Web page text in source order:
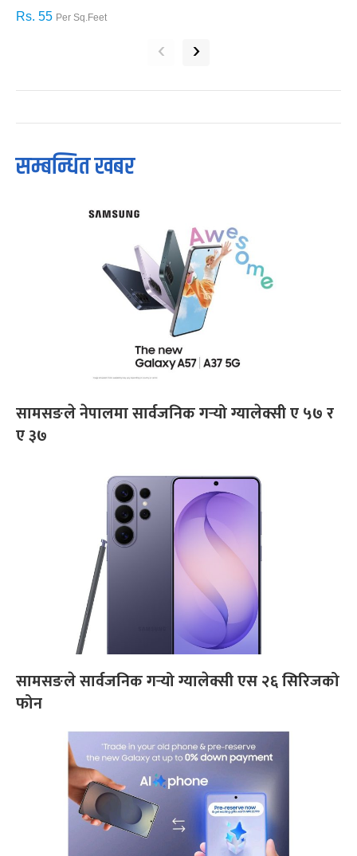
Rs. 55 Per Sq.Feet
‹ ›
सम्बन्धित खबर
सामसङले नेपालमा सार्वजनिक गर्‍यो ग्यालेक्सी ए ५७ र
ए ३७
सामसङले सार्वजनिक गर्‍यो ग्यालेक्सी एस २६ सिरिजको
फोन